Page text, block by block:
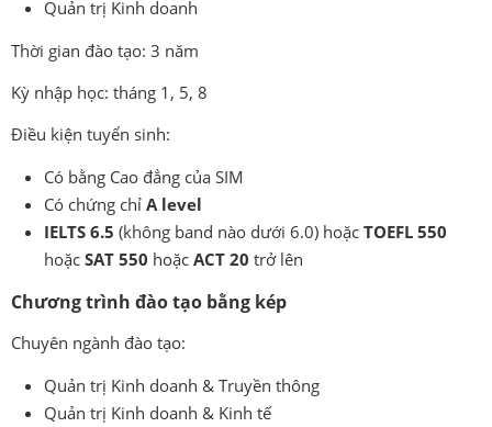
Quản trị Kinh doanh
Thời gian đào tạo: 3 năm
Kỳ nhập học: tháng 1, 5, 8
Điều kiện tuyển sinh:
Có bằng Cao đẳng của SIM
Có chứng chỉ A level
IELTS 6.5 (không band nào dưới 6.0) hoặc TOEFL 550
hoặc SAT 550 hoặc ACT 20 trở lên
Chương trình đào tạo bằng kép
Chuyên ngành đào tạo:
Quản trị Kinh doanh & Truyền thông
Quản trị Kinh doanh & Kinh tế